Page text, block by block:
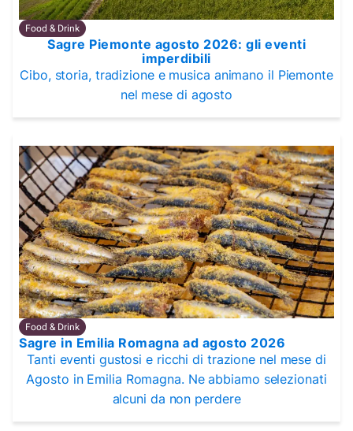
Food & Drink
Sagre Piemonte agosto 2026: gli eventi
imperdibili
Cibo, storia, tradizione e musica animano il Piemonte
nel mese di agosto
Food & Drink
Sagre in Emilia Romagna ad agosto 2026
Tanti eventi gustosi e ricchi di trazione nel mese di
Agosto in Emilia Romagna. Ne abbiamo selezionati
alcuni da non perdere